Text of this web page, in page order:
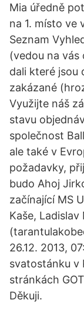
Mia úředně
na 1. místo ve
Seznam
(vedou na
dali které jsou
zakázané
Využijte náš
stavu
společnost
ale také v
požadavky,
budo Ahoj
začínající MS
Kaše, Ladislav
26.12. 2013,
svatostánku v
stránkách
Děkuji.